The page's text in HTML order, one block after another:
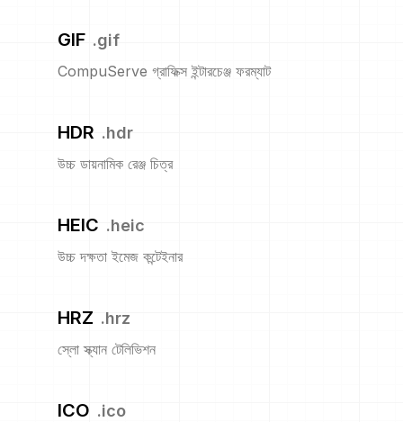
GIF .gif
CompuServe গ্রাফিক্স ইন্টারচেঞ্জ ফরম্যাট
HDR .hdr
উচ্চ ডায়নামিক রেঞ্জ চিত্র
HEIC .heic
উচ্চ দক্ষতা ইমেজ কন্টেইনার
HRZ .hrz
স্লো স্ক্যান টেলিভিশন
ICO .ico